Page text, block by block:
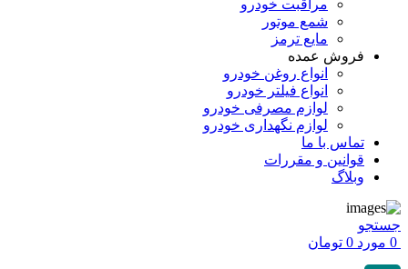
مراقبت خودرو
شمع موتور
مایع ترمز
فروش عمده
انواع روغن خودرو
انواع فیلتر خودرو
لوازم مصرفی خودرو
لوازم نگهداری خودرو
تماس با ما
قوانین و مقررات
وبلاگ
جستجو
0 مورد 0 تومان